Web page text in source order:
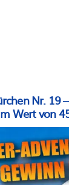
Nr. 19
Wert von